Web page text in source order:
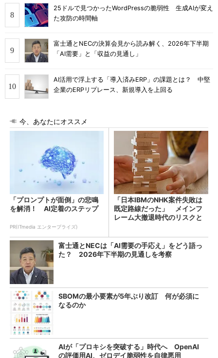
25ドルで見つかったWordPressの脆弱性 生成AIが変え
た攻防の時間軸
富士通とNECの決算会見から読み解く、2026年下半期
「AI需要」と「収益の見通し」
AI活用で浮上する「導入済みERP」の課題とは？ 中堅
企業のERPリプレース、新規導入を上回る
今、あなたにオススメ
「プロンプトが面倒」の悲鳴
を解消！ AI定着のステップ
PR(ITmedia エンタープライズ)
「日本IBMのNHK案件失敗は
既定路線だった」 メインフ
レーム大撤退時代のリスクと
富士通とNECは「AI需要の手応え」をどう語っ
た？ 2026年下半期の見通しを考察
SBOMの最小要素が5年ぶり改訂 何が必須に
なるのか
AIが「プロキシを突破する」時代へ OpenAI
の評価用AI、ゼロデイ脆弱性を自律悪用